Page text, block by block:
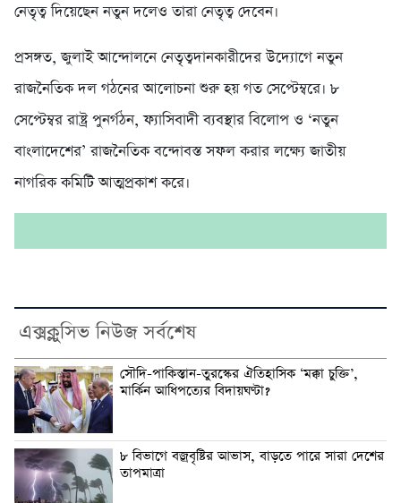
নেতৃত্ব দিয়েছেন নতুন দলেও তারা নেতৃত্ব দেবেন।
প্রসঙ্গত, জুলাই আন্দোলনে নেতৃত্বদানকারীদের উদ্যোগে নতুন
রাজনৈতিক দল গঠনের আলোচনা শুরু হয় গত সেপ্টেম্বরে। ৮
সেপ্টেম্বর রাষ্ট্র পুনর্গঠন, ফ্যাসিবাদী ব্যবস্থার বিলোপ ও ‘নতুন
বাংলাদেশের’ রাজনৈতিক বন্দোবস্ত সফল করার লক্ষ্যে জাতীয়
নাগরিক কমিটি আত্মপ্রকাশ করে।
এক্সক্লুসিভ নিউজ সর্বশেষ
সৌদি-পাকিস্তান-তুরস্কের ঐতিহাসিক ‘মক্কা চুক্তি’,
মার্কিন আধিপত্যের বিদায়ঘণ্টা?
৮ বিভাগে বজ্রবৃষ্টির আভাস, বাড়তে পারে সারা দেশের
তাপমাত্রা